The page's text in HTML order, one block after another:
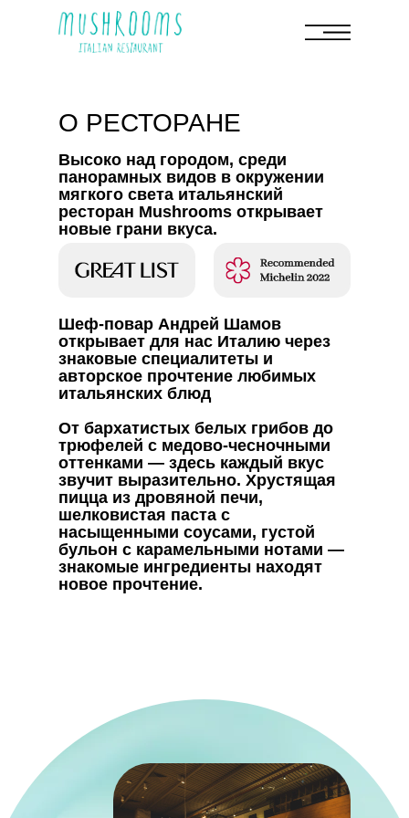
О РЕСТОРАНЕ
Шеф-повар Андрей Шамов
открывает для нас Италию через
знаковые специалитеты и
авторское прочтение любимых
итальянских блюд
От бархатистых белых грибов до
трюфелей с медово-чесночными
оттенками — здесь каждый вкус
звучит выразительно. Хрустящая
пицца из дровяной печи,
шелковистая паста с
насыщенными соусами, густой
бульон с карамельными нотами —
знакомые ингредиенты находят
новое прочтение.
Высоко над городом, среди
панорамных видов в окружении
мягкого света итальянский
ресторан Mushrooms открывает
новые грани вкуса.